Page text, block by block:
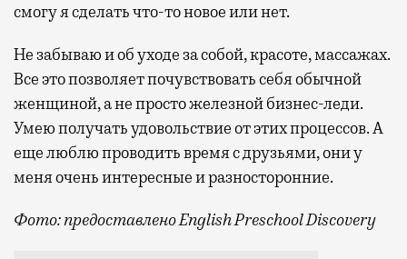
смогу я сделать что-то новое или нет.
Не забываю и об уходе за собой, красоте, массажах.
Все это позволяет почувствовать себя обычной
женщиной, а не просто железной бизнес-леди.
Умею получать удовольствие от этих процессов. А
еще люблю проводить время с друзьями, они у
меня очень интересные и разносторонние.
Фото: предоставлено English Preschool Discovery